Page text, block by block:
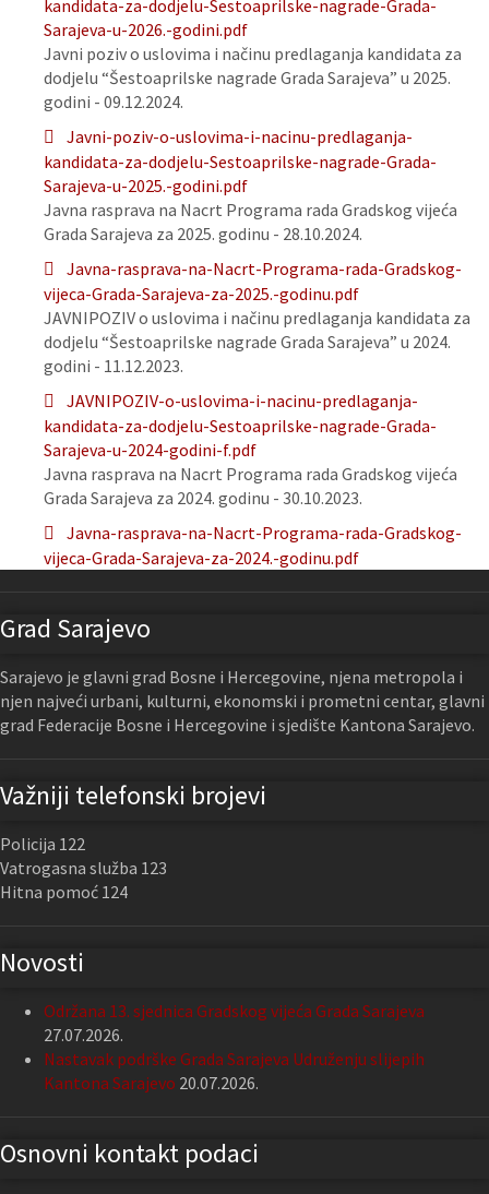
kandidata-za-dodjelu-Sestoaprilske-nagrade-Grada-
Sarajeva-u-2026.-godini.pdf
Javni poziv o uslovima i načinu predlaganja kandidata za
dodjelu “Šestoaprilske nagrade Grada Sarajeva” u 2025.
godini - 09.12.2024.
Javni-poziv-o-uslovima-i-nacinu-predlaganja-
kandidata-za-dodjelu-Sestoaprilske-nagrade-Grada-
Sarajeva-u-2025.-godini.pdf
Javna rasprava na Nacrt Programa rada Gradskog vijeća
Grada Sarajeva za 2025. godinu - 28.10.2024.
Javna-rasprava-na-Nacrt-Programa-rada-Gradskog-
vijeca-Grada-Sarajeva-za-2025.-godinu.pdf
JAVNIPOZIV o uslovima i načinu predlaganja kandidata za
dodjelu “Šestoaprilske nagrade Grada Sarajeva” u 2024.
godini - 11.12.2023.
JAVNIPOZIV-o-uslovima-i-nacinu-predlaganja-
kandidata-za-dodjelu-Sestoaprilske-nagrade-Grada-
Sarajeva-u-2024-godini-f.pdf
Javna rasprava na Nacrt Programa rada Gradskog vijeća
Grada Sarajeva za 2024. godinu - 30.10.2023.
Javna-rasprava-na-Nacrt-Programa-rada-Gradskog-
vijeca-Grada-Sarajeva-za-2024.-godinu.pdf
Grad Sarajevo
Sarajevo je glavni grad Bosne i Hercegovine, njena metropola i
njen najveći urbani, kulturni, ekonomski i prometni centar, glavni
grad Federacije Bosne i Hercegovine i sjedište Kantona Sarajevo.
Važniji telefonski brojevi
Policija 122
Vatrogasna služba 123
Hitna pomoć 124
Novosti
Održana 13. sjednica Gradskog vijeća Grada Sarajeva
27.07.2026.
Nastavak podrške Grada Sarajeva Udruženju slijepih
Kantona Sarajevo 20.07.2026.
Osnovni kontakt podaci